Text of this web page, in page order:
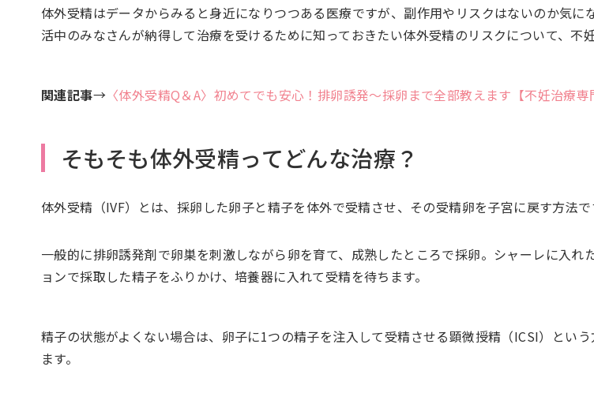
体外受精はデータからみると身近になりつつある医療ですが、副作用やリスクはないのか気に
活中のみなさんが納得して治療を受けるために知っておきたい体外受精のリスクについて、不
関連記事→ 〈体外受精Q＆A〉初めてでも安心！排卵誘発～採卵まで全部教えます【不妊治療専
そもそも体外受精ってどんな治療？
体外受精（IVF）とは、採卵した卵子と精子を体外で受精させ、その受精卵を子宮に戻す方法で
一般的に排卵誘発剤で卵巣を刺激しながら卵を育て、成熟したところで採卵。シャーレに入れ
ョンで採取した精子をふりかけ、培養器に入れて受精を待ちます。
精子の状態がよくない場合は、卵子に1つの精子を注入して受精させる顕微授精（ICSI）とい
ます。